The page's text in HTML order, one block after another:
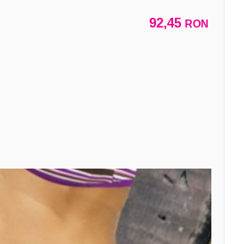
92,45 RON